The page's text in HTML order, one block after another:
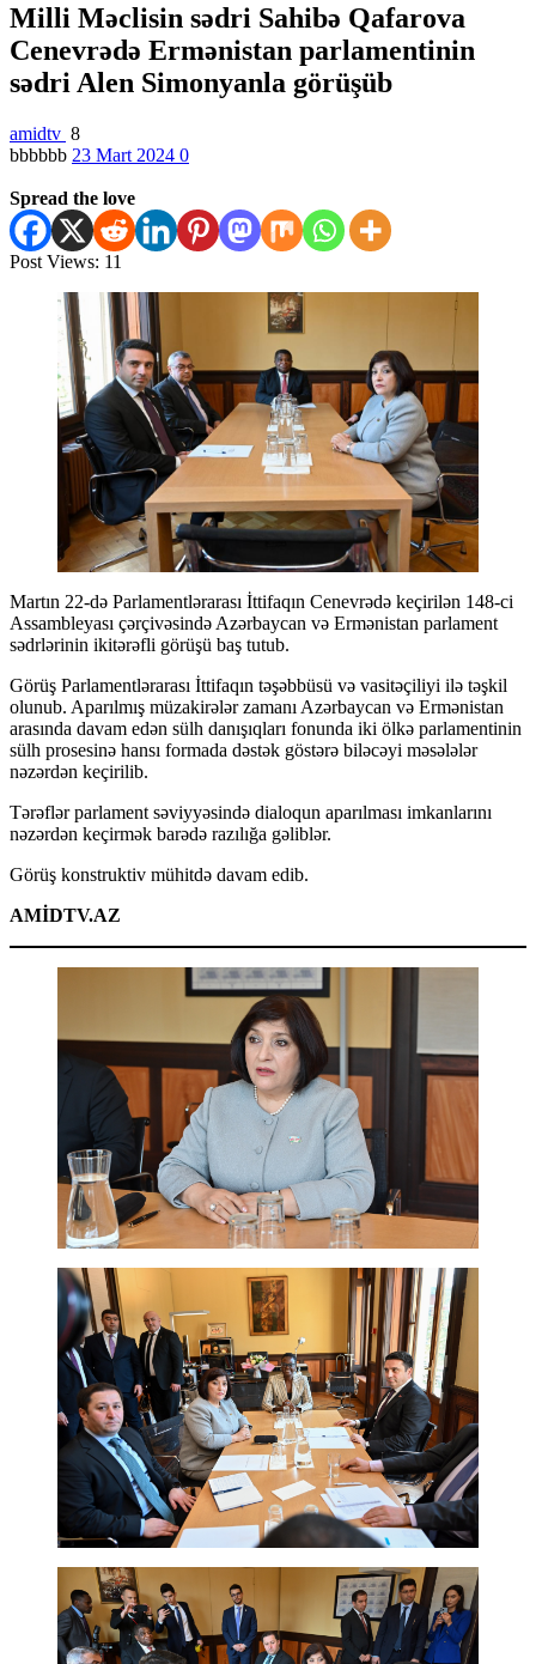
Milli Məclisin sədri Sahibə Qafarova
Cenevrədə Ermənistan parlamentinin
sədri Alen Simonyanla görüşüb
amidtv 8
bbbbbb 23 Mart 2024 0
Spread the love
Post Views: 11
Martın 22-də Parlamentlərarası İttifaqın Cenevrədə keçirilən 148-ci
Assambleyası çərçivəsində Azərbaycan və Ermənistan parlament
sədrlərinin ikitərəfli görüşü baş tutub.
Görüş Parlamentlərarası İttifaqın təşəbbüsü və vasitəçiliyi ilə təşkil
olunub. Aparılmış müzakirələr zamanı Azərbaycan və Ermənistan
arasında davam edən sülh danışıqları fonunda iki ölkə parlamentinin
sülh prosesinə hansı formada dəstək göstərə biləcəyi məsələlər
nəzərdən keçirilib.
Tərəflər parlament səviyyəsində dialoqun aparılması imkanlarını
nəzərdən keçirmək barədə razılığa gəliblər.
Görüş konstruktiv mühitdə davam edib.
AMİDTV.AZ